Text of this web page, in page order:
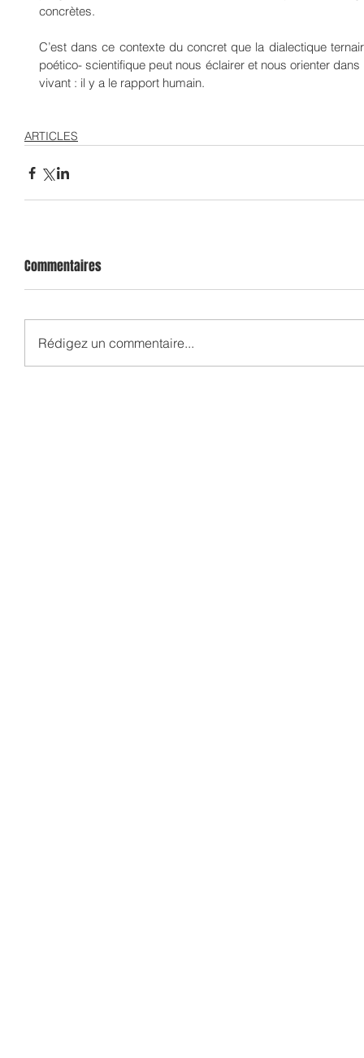
concrètes.
C’est dans ce contexte du concret que la dialectique
poético- scientifique peut nous éclairer et nous orienter
vivant : il y a le rapport humain.
ARTICLES
Commentaires
Rédigez un commentaire...